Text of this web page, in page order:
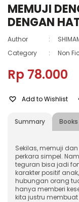
MEMUJI
DENGAN
Author :
Category
: Non
Rp 78.000
Summary
Add to Wishlist
Sekilas, memuji
perkara simpel.
teguran bisa jadi
karakter positif
hubungan orang
hanya memberi
kita justru